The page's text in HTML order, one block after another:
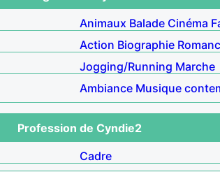
Animaux Balade Cinéma
Action Biographie
Jogging/Running Marche
Ambiance Musique
Profession de Cyndie2
Cadre